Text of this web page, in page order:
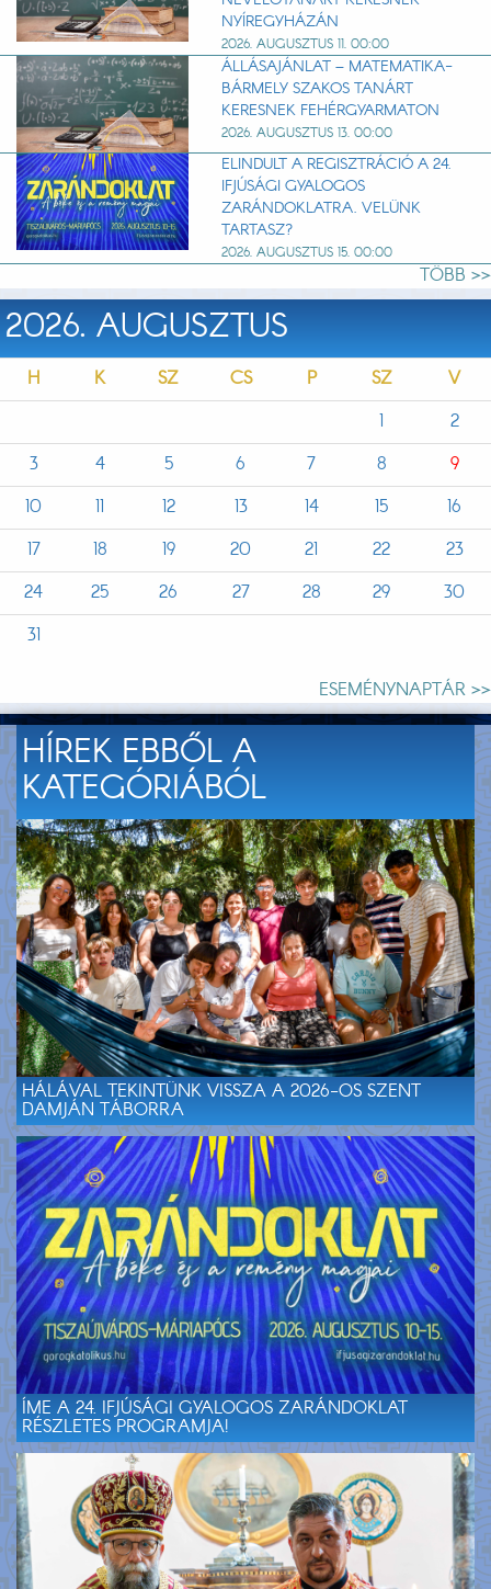
NYÍREGYHÁZÁN
2026. AUGUSZTUS 11. 00:00
ÁLLÁSAJÁNLAT – MATEMATIKA-
BÁRMELY SZAKOS TANÁRT
KERESNEK FEHÉRGYARMATON
2026. AUGUSZTUS 13. 00:00
ELINDULT A REGISZTRÁCIÓ A 24.
IFJÚSÁGI GYALOGOS
ZARÁNDOKLATRA. VELÜNK
TARTASZ?
2026. AUGUSZTUS 15. 00:00
TÖBB >>
2026. AUGUSZTUS
H K SZ CS P SZ
V
1
2
3
4 5 6 7 8
9
10
11 12 13 14 15
16
17
18 19 20 21 22
23
24
25 26 27 28 29
30
31
ESEMÉNYNAPTÁR >>
HÍREK EBBŐL A
KATEGÓRIÁBÓL
HÁLÁVAL TEKINTÜNK VISSZA A 2026-OS SZENT
DAMJÁN TÁBORRA
ÍME A 24. IFJÚSÁGI GYALOGOS ZARÁNDOKLAT
RÉSZLETES PROGRAMJA!